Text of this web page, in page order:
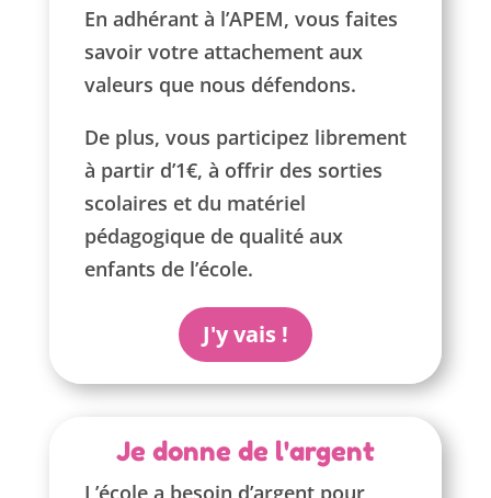
En adhérant à l’APEM, vous faites
savoir votre attachement aux
valeurs que nous défendons.
De plus, vous participez librement
à partir d’1€, à offrir des sorties
scolaires et du matériel
pédagogique de qualité aux
enfants de l’école.
J'y vais !
Je donne de l'argent
L’école a besoin d’argent pour